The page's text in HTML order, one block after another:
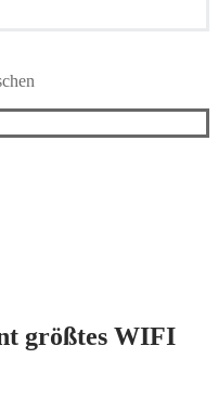
größtes WIFI